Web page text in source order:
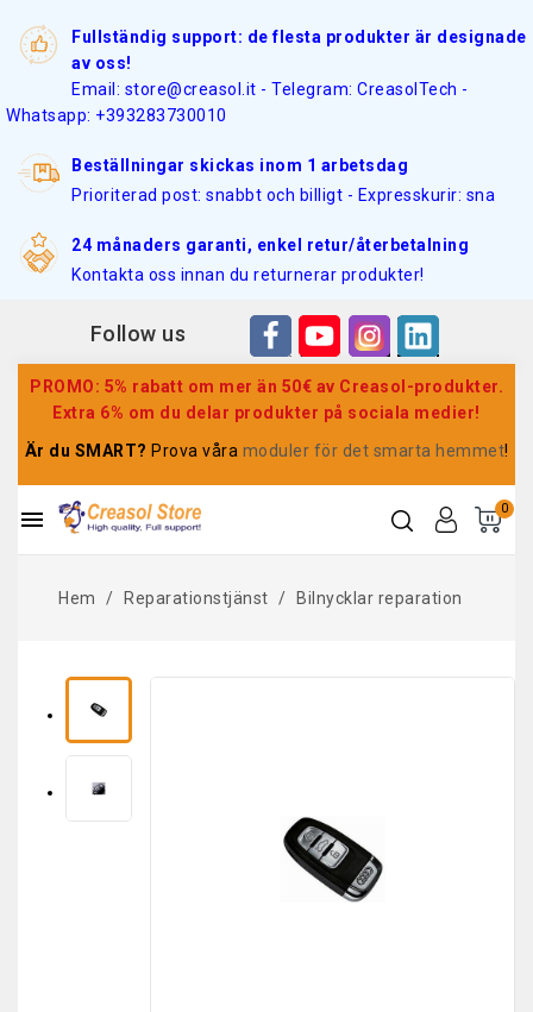
Fullständig support: de flesta produkter är designade
av oss!
Email: store@creasol.it - Telegram: CreasolTech -
Whatsapp: +393283730010
Beställningar skickas inom 1 arbetsdag
Prioriterad post: snabbt och billigt - Expresskurir: sna
24 månaders garanti, enkel retur/återbetalning
Kontakta oss innan du returnerar produkter!
Follow us
PROMO: 5% rabatt om mer än 50€ av Creasol-produkter.
Extra 6% om du delar produkter på sociala medier!
Är du SMART? Prova våra moduler för det smarta hemmet!
0

Hem Reparationstjänst Bilnycklar reparation